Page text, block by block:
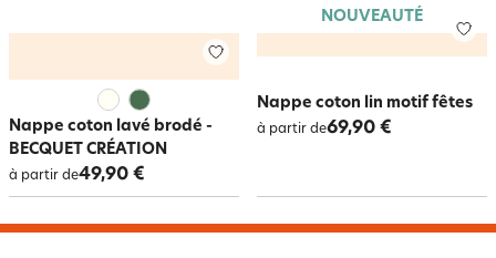
Nappe coton lavé brodé -
BECQUET CRÉATION
à partir de49,90 €
NOUVEAUTÉ
Nappe coton lin motif fêtes
à partir de69,90 €